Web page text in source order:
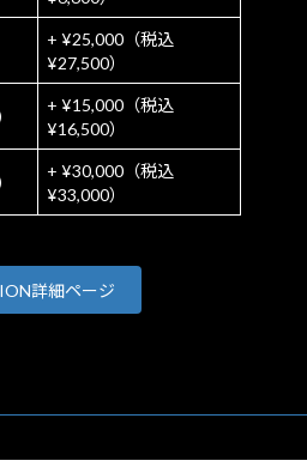
+ ¥25,000（税込
¥27,500）
+ ¥15,000（税込
¥16,500）
+ ¥30,000（税込
¥33,000）
詳細ページ